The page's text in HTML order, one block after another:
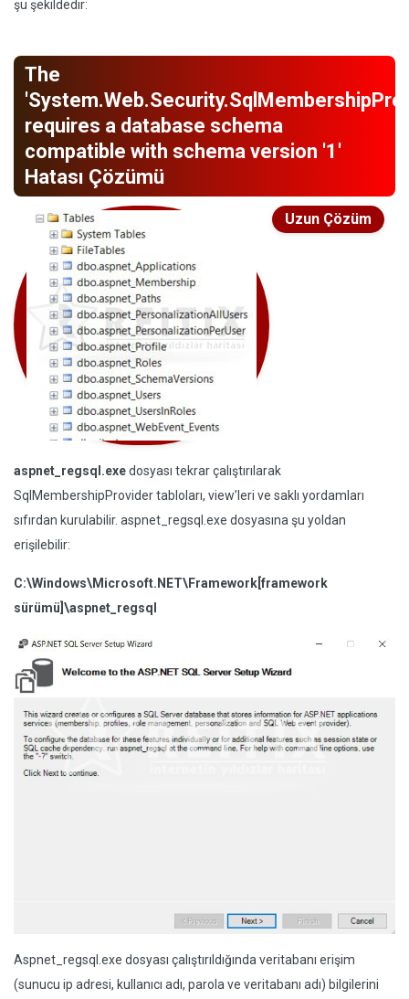
şu şekildedir:
The
requires a database schema
compatible with schema version '1'
Hatası Çözümü
Uzun Çözüm
aspnet_regsql.exedosyası tekrar çalıştırılarak
SqlMembershipProvider tabloları, view’leri ve saklı yordamları
sıfırdan kurulabilir. aspnet_regsql.exe dosyasına şu yoldan
erişilebilir:
C:\Windows\Microsoft.NET\Framework[framework
sürümü]\aspnet_regsql
Aspnet_regsql.exe dosyası çalıştırıldığında veritabanı erişim
(sunucu ip adresi, kullanıcı adı, parola ve veritabanı adı) bilgilerini